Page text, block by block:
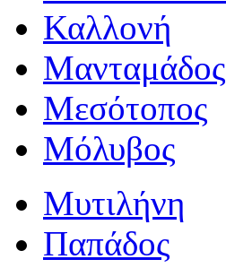
Καλλονή
Μανταμάδος
Μεσότοπος
Μόλυβος
Μυτιλήνη
Παπάδος